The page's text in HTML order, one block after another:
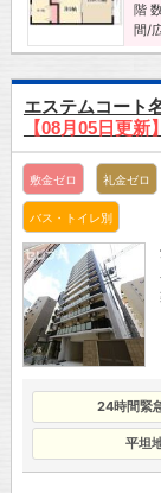
階
間/
エステムコート
【08月05日更新】
敷金ゼロ 礼金ゼロ
バス・トイレ別
24時間緊
平坦